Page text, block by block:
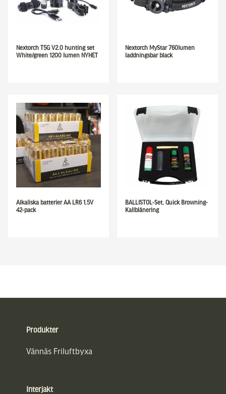
Nextorch T5G V2.0 hunting set
White/green 1200 lumen NYHET
Nextorch MyStar 760lumen
laddningsbar black
Alkaliska batterier AA LR6 1,5V
42-pack
BALLISTOL-Set, Quick Browning-
Kallblånering
Produkter
Vännäs Friluftbyxa
Interjakt